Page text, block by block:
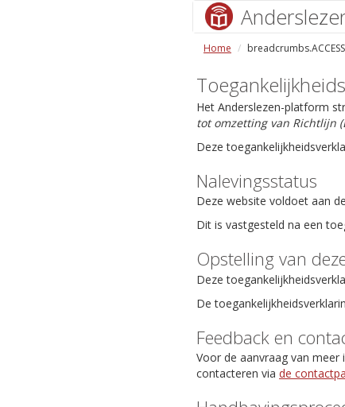
Home
Het Anderslezen-platform
tot omzetting van Richtlijn
Deze
Nalevingsstatus
Deze website voldoet aan
Dit is vastgesteld na een
Opstelling van
Deze
De
Feedback en
Voor de aanvraag van
contacteren via de